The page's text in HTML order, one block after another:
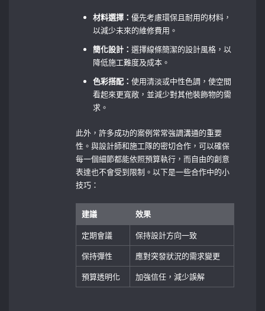
材料選擇：優先考慮環保且耐用的材料，
以減少未來的維修費用。
簡化設計：選擇線條簡潔的設計風格，以
降低施工難度及成本。
色彩搭配：使用清淡或中性色調，使空間
看起來更寬敞，並減少對其他裝飾物的需
求。
此外，許多成功的案例常常強調溝通的重要
性。與設計師和施工隊的密切合作，可以確保
每一個細節都能依照預算執行，而自由的創意
表達也不會受到限制。以下是一些合作中的小
技巧：
建議
效果
定期會議
保持設計方向一致
保持彈性
應對突發狀況的需求變更
預算透明化
加強信任，減少誤解